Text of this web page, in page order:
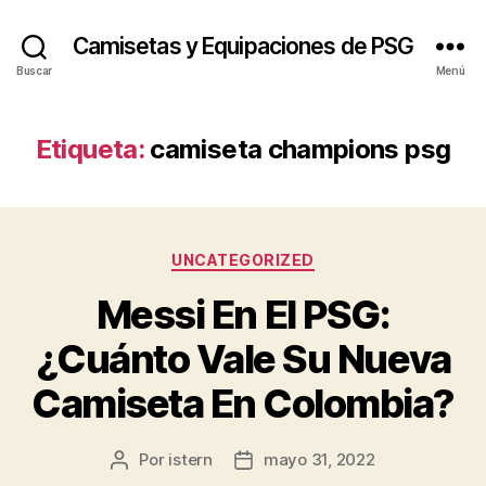
Buscar
Camisetas y Equipaciones de PSG
Menú
Etiqueta: camiseta champions psg
Categorías
UNCATEGORIZED
Messi En El PSG:
¿Cuánto Vale Su Nueva
Camiseta En Colombia?
Autor
Por istern
Fechamayo 31, 2022